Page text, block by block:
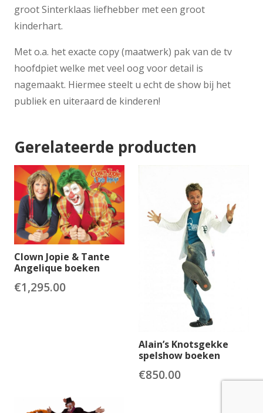
groot Sinterklaas liefhebber met een groot
kinderhart.
Met o.a. het exacte copy (maatwerk) pak van de tv
hoofdpiet welke met veel oog voor detail is
nagemaakt. Hiermee steelt u echt de show bij het
publiek en uiteraard de kinderen!
Gerelateerde producten
Clown Jopie & Tante
Angelique boeken
€1,295.00
Alain’s Knotsgekke
spelshow boeken
€850.00